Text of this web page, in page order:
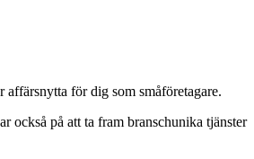
för dig som småföretagare.
också på att ta fram branschunika tjänster